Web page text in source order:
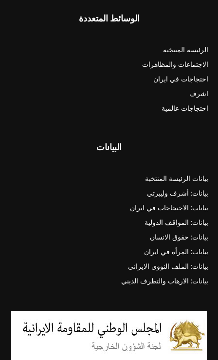
الوسائط المتعددة
الرئيسة المنتخبة
الاجتماعات والمظاهرات
احتجاجات في ايران
اشرف
احتجاجات عالمية
البيانات
بيانات الرئيسة المنتخبة
بيانات: أشرف وليبرتي
بيانات: الاحتجاجات في ايران
بيانات: المواقف الدولية
بيانات: حقوق الانسان
بيانات: المرأة في ايران
بيانات: الملف النووي الايراني
بيانات: الارهاب والتطرف الديني